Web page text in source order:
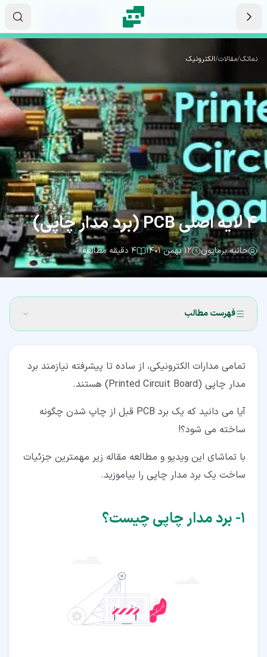
نماتک/مقالات/الکترونیک
4 لایه اصلی PCB (برد مدار چاپی)
حانیه برمایون ۱۲ بهمن ۱۴۰۱ ۴ دقیقه مطالعه
فهرست مطالب
۳‏- لایه Copper از PCB
۵‏- لایه Soldermask از برد مدار چاپی
تمامی مدارات الکترونیکی، از ساده تا پیشرفته نیازمند برد
مدار چاپی (Printed Circuit Board) هستند.
آیا می دانید که یک برد PCB قبل از چاپ شدن چگونه
ساخته می شود؟!
با تماشای این ویدیو و مطالعه مقاله زیر مهمترین جزئیات
ساخت یک برد مدار چاپی را بیاموزید.
۱‏- برد مدار چاپی چیست؟